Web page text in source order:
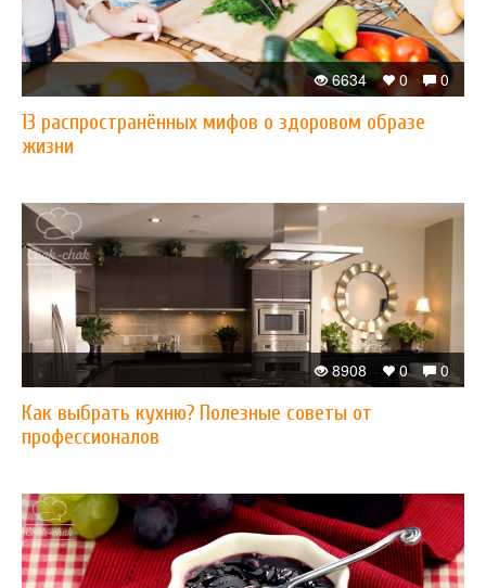
0
0
6634
13 распространённых мифов о здоровом образе
жизни
0
0
8908
Как выбрать кухню? Полезные советы от
профессионалов